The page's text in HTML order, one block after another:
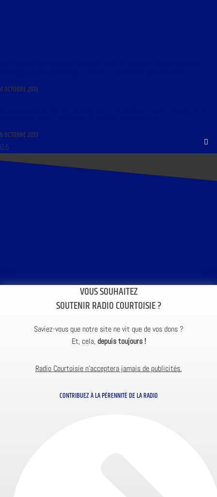
4 OCTOBRE 2013
6 OCTOBRE 2013
VOUS SOUHAITEZ
SOUTENIR RADIO COURTOISIE ?
Saviez-vous que notre site ne vit que de vos dons ?
Et, cela, depuis toujours !
Radio Courtoisie n’acceptera jamais de publicités.
CONTRIBUEZ À LA PÉRENNITÉ DE LA RADIO